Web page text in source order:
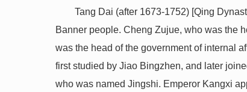
Tang Dai (after 1673-1752) [Qing
Banner people. Cheng Zujue, who was the
was the head of the government of internal
first studied by Jiao Bingzhen, and later
who was named Jingshi. Emperor Kangxi